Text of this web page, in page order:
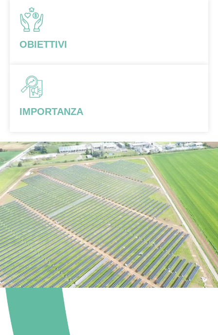
OBIETTIVI
IMPORTANZA